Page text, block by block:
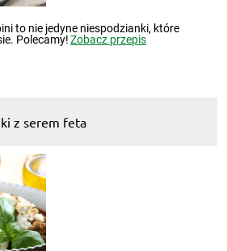
to nie jedyne niespodzianki, które
Polecamy!Zobacz przepis
z serem feta